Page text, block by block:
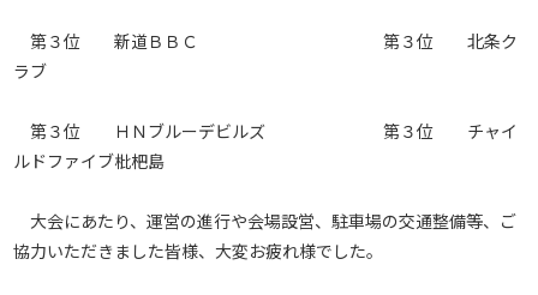
第３位 新道ＢＢＣ 第３位 北条ク
ラブ
第３位 ＨＮブルーデビルズ 第３位 チャイ
ルドファイブ枇杷島
大会にあたり、運営の進行や会場設営、駐車場の交通整備等、ご
協力いただきました皆様、大変お疲れ様でした。